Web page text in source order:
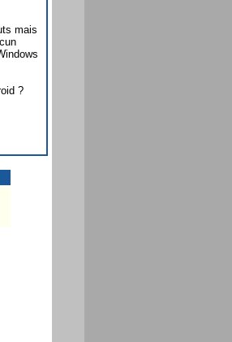
mais
?